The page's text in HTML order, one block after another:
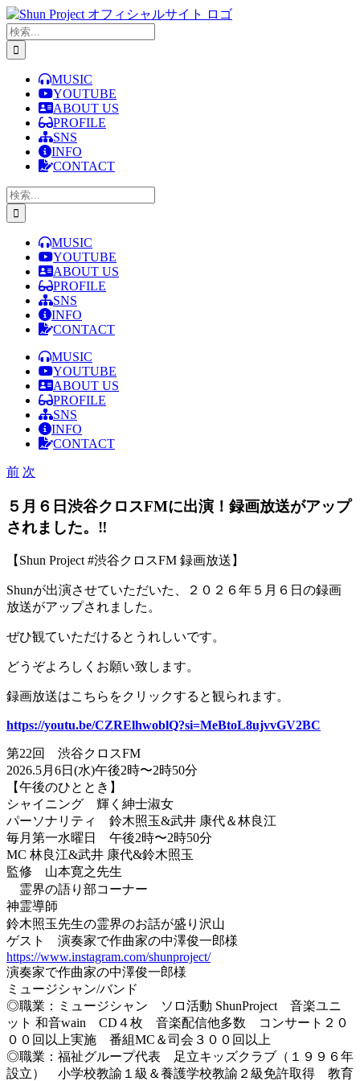
Skip
to
content
検
索
…
MUSIC
YOUTUBE
ABOUT US
PROFILE
SNS
INFO
CONTACT
検
索
…
MUSIC
YOUTUBE
ABOUT US
PROFILE
SNS
INFO
CONTACT
MUSIC
YOUTUBE
ABOUT US
PROFILE
SNS
INFO
CONTACT
前 次
５月６日渋谷クロスFMに出演！録画放送がアップ
されました。‼
【Shun Project #渋谷クロスFM 録画放送】
Shunが出演させていただいた、２０２６年５月６日の録画
放送がアップされました。
ぜひ観ていただけるとうれしいです。
どうぞよろしくお願い致します。
録画放送はこちらをクリックすると観られます。
https://youtu.be/CZRElhwoblQ?si=MeBtoL8ujvvGV2BC
第22回 渋谷クロスFM
2026.5月6日(水)午後2時〜2時50分
【午後のひととき】
シャイニング 輝く紳士淑女
パーソナリティ 鈴木照玉&武井 康代＆林良江
毎月第一水曜日 午後2時〜2時50分
MC 林良江&武井 康代&鈴木照玉
監修 山本寛之先生
霊界の語り部コーナー
神霊導師
鈴木照玉先生の霊界のお話が盛り沢山
ゲスト 演奏家で作曲家の中澤俊一郎様
https://www.instagram.com/shunproject/
演奏家で作曲家の中澤俊一郎様
ミュージシャン/バンド
◎職業：ミュージシャン ソロ活動 ShunProject 音楽ユニ
ット 和音wain CD４枚 音楽配信他多数 コンサート２０
００回以上実施 番組MC＆司会３００回以上
◎職業：福祉グループ代表 足立キッズクラブ（１９９６年
設立） 小学校教諭１級＆養護学校教諭２級免許取得 教育